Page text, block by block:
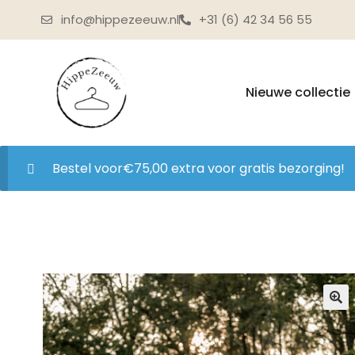
info@hippezeeuw.nl +31 (6) 42 34 56 55
Nieuwe collectie
Bestel voor€75,00 extra voor gratis bezorging!